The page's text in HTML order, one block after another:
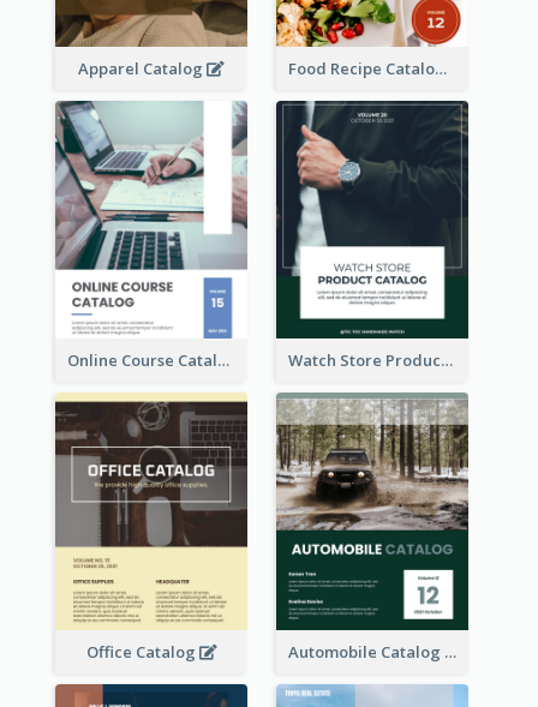
Apparel Catalog Food Recipe Catalog
Online Course Catalog Watch Store Product Catalog
Office Catalog Automobile Catalog